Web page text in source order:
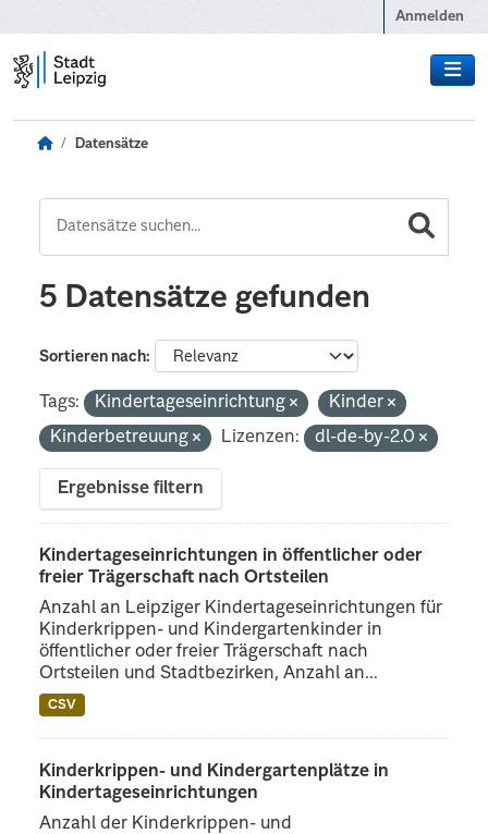
Anmelden
Datensätze
5 Datensätze gefunden
Sortieren nach
Tags: Kindertageseinrichtung
Kinder
Kinderbetreuung
Lizenzen: dl-de-by-2.0
Ergebnisse filtern
Kindertageseinrichtungen in öffentlicher oder
freier Trägerschaft nach Ortsteilen
Anzahl an Leipziger Kindertageseinrichtungen für
Kinderkrippen- und Kindergartenkinder in
öffentlicher oder freier Trägerschaft nach
Ortsteilen und Stadtbezirken, Anzahl an...
CSV
Kinderkrippen- und Kindergartenplätze in
Kindertageseinrichtungen
Anzahl der Kinderkrippen- und